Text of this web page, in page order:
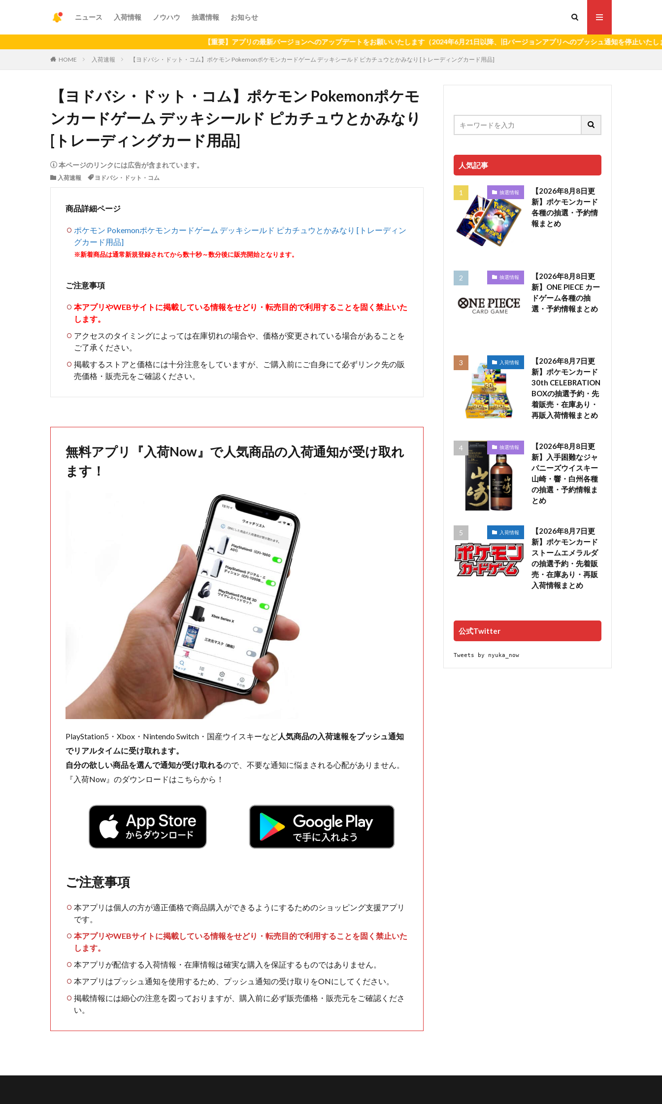
ニュース 入荷情報 ノウハウ 抽選情報 お知らせ
【重要】アプリの最新バージョンへのアップデートをお願いいたします（2024年6月21日以降、旧バージョンアプリへのプッシュ通知を停止いたします。）
HOME 入荷速報 【ヨドバシ・ドット・コム】ポケモン Pokemonポケモンカードゲーム デッキシールド ピカチュウとかみなり [トレーディングカード用品]
【ヨドバシ・ドット・コム】ポケモン Pokemonポケモ
ンカードゲーム デッキシールド ピカチュウとかみなり
[トレーディングカード用品]
本ページのリンクには広告が含まれています。
入荷速報 ヨドバシ・ドット・コム
商品詳細ページ
ポケモン Pokemonポケモンカードゲーム デッキシールド ピカチュウとかみなり [トレーディン
グカード用品]
※新着商品は通常新規登録されてから数十秒～数分後に販売開始となります。
ご注意事項
本アプリやWEBサイトに掲載している情報をせどり・転売目的で利用することを固く禁止いた
します。
アクセスのタイミングによっては在庫切れの場合や、価格が変更されている場合があることを
ご了承ください。
掲載するストアと価格には十分注意をしていますが、ご購入前にご自身にて必ずリンク先の販
売価格・販売元をご確認ください。
無料アプリ『入荷Now』で人気商品の入荷通知が受け取れ
ます！
PlayStation5・Xbox・Nintendo Switch・国産ウイスキーなど人気商品の入荷速報をプッシュ通知
でリアルタイムに受け取れます。
自分の欲しい商品を選んで通知が受け取れるので、不要な通知に悩まされる心配がありません。
『入荷Now』のダウンロードはこちらから！
ご注意事項
本アプリは個人の方が適正価格で商品購入ができるようにするためのショッピング支援アプリ
です。
本アプリやWEBサイトに掲載している情報をせどり・転売目的で利用することを固く禁止いた
します。
本アプリが配信する入荷情報・在庫情報は確実な購入を保証するものではありません。
本アプリはプッシュ通知を使用するため、プッシュ通知の受け取りをONにしてください。
掲載情報には細心の注意を図っておりますが、購入前に必ず販売価格・販売元をご確認くださ
い。
人気記事
抽選情報
【2026年8月8日更
新】ポケモンカード
各種の抽選・予約情
報まとめ
抽選情報
【2026年8月8日更
新】ONE PIECE カー
ドゲーム各種の抽
選・予約情報まとめ
入荷情報
【2026年8月7日更
新】ポケモンカード
30th CELEBRATION
BOXの抽選予約・先
着販売・在庫あり・
再販入荷情報まとめ
抽選情報
【2026年8月8日更
新】入手困難なジャ
パニーズウイスキー
山崎・響・白州各種
の抽選・予約情報ま
とめ
入荷情報
【2026年8月7日更
新】ポケモンカード
ストームエメラルダ
の抽選予約・先着販
売・在庫あり・再販
入荷情報まとめ
公式Twitter
Tweets by nyuka_now